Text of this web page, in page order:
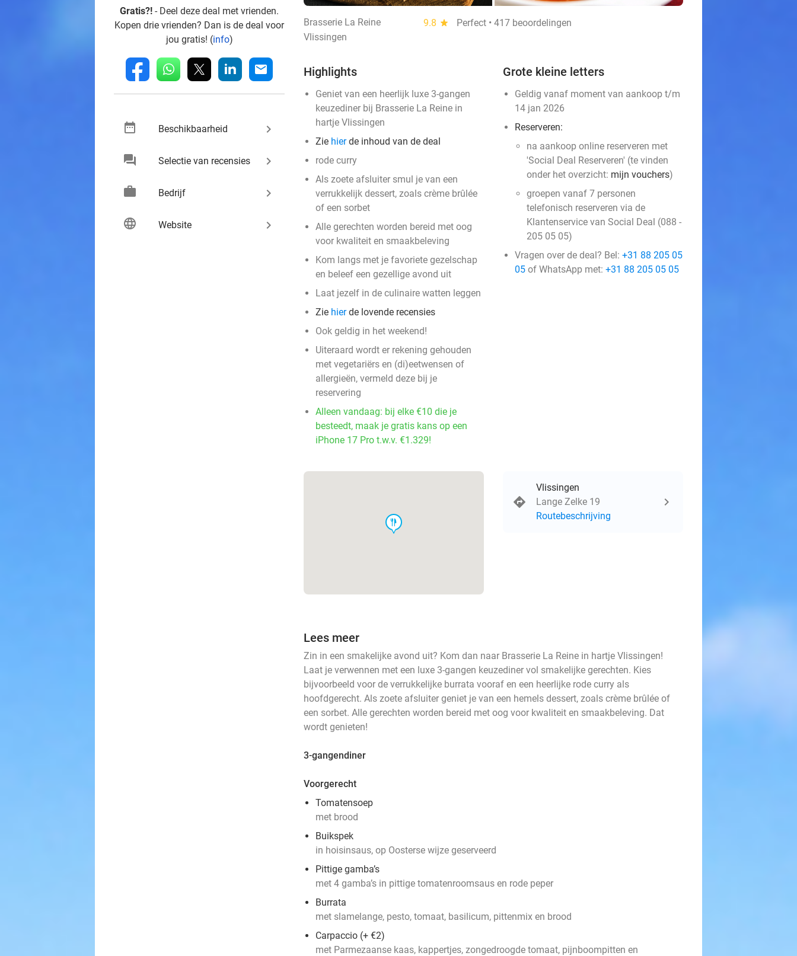
Gratis?! - Deel deze deal met vrienden.
Kopen drie vrienden? Dan is de deal voor
jou gratis! (info)
fb whatsapp linkedin mail
date_range Beschikbaarheid keyboard_arrow_right
chat Selectie van recensies keyboard_arrow_right
work Bedrijf keyboard_arrow_right
language Website keyboard_arrow_right
Brasserie La Reine 9.8 star
Perfect • 417 beoordelingen
Vlissingen
Highlights
Geniet van een heerlijk luxe 3-gangen
keuzediner bij Brasserie La Reine in
hartje Vlissingen
Zie hierde inhoud van de deal
rode curry
Als zoete afsluiter smul je van een
verrukkelijk dessert, zoals crème brûlée
of een sorbet
Alle gerechten worden bereid met oog
voor kwaliteit en smaakbeleving
Kom langs met je favoriete gezelschap
en beleef een gezellige avond uit
Laat jezelf in de culinaire watten leggen
Zie hierde lovende recensies
Ook geldig in het weekend!
Uiteraard wordt er rekening gehouden
met vegetariërs en (di)eetwensen of
allergieën, vermeld deze bij je
reservering
Alleen vandaag: bij elke €10 die je
besteedt, maak je gratis kans op een
iPhone 17 Pro t.w.v. €1.329!
Grote kleine letters
Geldig vanaf moment van aankoop t/m
14 jan 2026
Reserveren:
na aankoop online reserveren met
'Social Deal Reserveren' (te vinden
onder het overzicht: mijn vouchers)
groepen vanaf 7 personen
telefonisch reserveren via de
Klantenservice van Social Deal (088 -
205 05 05)
Vragen over de deal? Bel: +31 88 205 05
05 of WhatsApp met: +31 88 205 05 05
food
Vlissingen
Lange Zelke 19
Routebeschrijving
Lees meer
Zin in een smakelijke avond uit? Kom dan naar Brasserie La Reine in hartje Vlissingen!
Laat je verwennen met een luxe 3-gangen keuzediner vol smakelijke gerechten. Kies
bijvoorbeeld voor de verrukkelijke burrata vooraf en een heerlijke rode curry als
hoofdgerecht. Als zoete afsluiter geniet je van een hemels dessert, zoals crème brûlée of
een sorbet. Alle gerechten worden bereid met oog voor kwaliteit en smaakbeleving. Dat
wordt genieten!
3-gangendiner
Voorgerecht
Tomatensoep
met brood
Buikspek
in hoisinsaus, op Oosterse wijze geserveerd
Pittige gamba’s
met 4 gamba’s in pittige tomatenroomsaus en rode peper
Burrata
met sla­melange, pesto, tomaat, basilicum, pittenmix en brood
Carpaccio (+ €2)
met Parmezaanse kaas, kappertjes, zongedroogde tomaat, pijnboompitten en